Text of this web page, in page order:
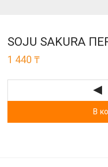
SOJU SAKURA
1 440 ₸
В